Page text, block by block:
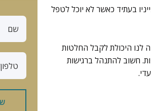
בעתיד כאשר לא יוכל לטפל
לנו היכולת לקבל החלטות
חשוב להתנהל ברגישות
ש
מ